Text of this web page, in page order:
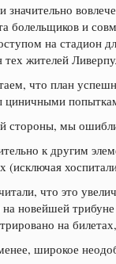
болельщиков и
на стадион
тех жителей
что план
циничными
стороны, мы
к другим
(исключая
что это
на новейшей
на
широкое